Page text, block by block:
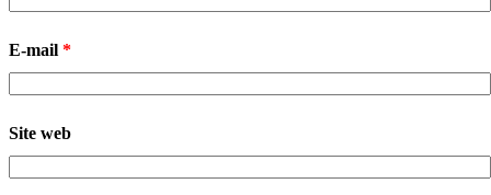
E-mail *
Site web